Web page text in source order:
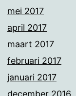
mei 2017
april 2017
maart 2017
februari 2017
januari 2017
december 2016